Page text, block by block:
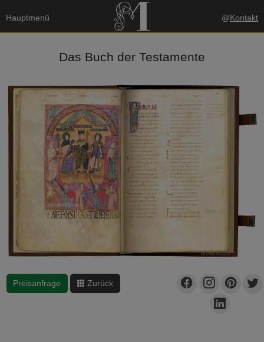
Hauptmenü @Kontakt
Das Buch der Testamente
Preisanfrage Zurück